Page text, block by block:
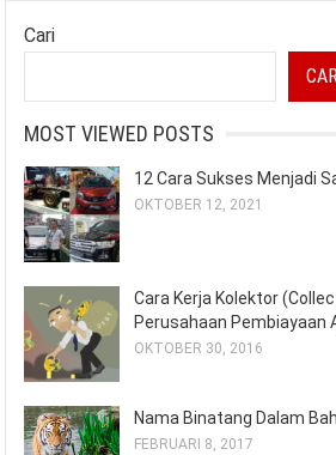
Cari
MOST VIEWED POSTS
12 Cara Sukses Menjadi
OKTOBER 12, 2021
Cara Kerja Kolektor
Perusahaan Pembiayaan
OKTOBER 30, 2016
Nama Binatang Dalam
FEBRUARI 8, 2017